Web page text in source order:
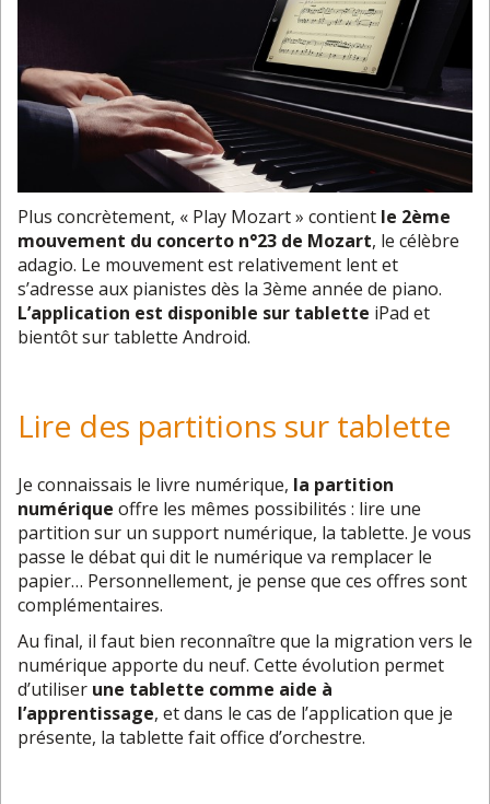
Plus concrètement, « Play Mozart » contient le 2ème
mouvement du concerto n°23 de Mozart, le célèbre
adagio. Le mouvement est relativement lent et
s’adresse aux pianistes dès la 3ème année de piano.
L’application est disponible sur tablette iPad et
bientôt sur tablette Android.
Lire des partitions sur tablette
Je connaissais le livre numérique, la partition
numérique offre les mêmes possibilités : lire une
partition sur un support numérique, la tablette. Je vous
passe le débat qui dit le numérique va remplacer le
papier… Personnellement, je pense que ces offres sont
complémentaires.
Au final, il faut bien reconnaître que la migration vers le
numérique apporte du neuf. Cette évolution permet
d’utiliser une tablette comme aide à
l’apprentissage, et dans le cas de l’application que je
présente, la tablette fait office d’orchestre.